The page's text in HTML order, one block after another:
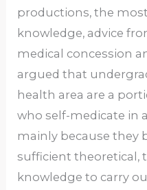
productions, the
knowledge, advice
medical concession
argued that
health area are a
who self-medicate in
mainly because they
sufficient theoretical,
knowledge to carry